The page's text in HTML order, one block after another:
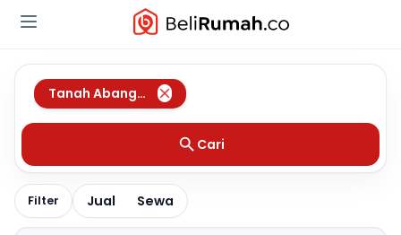
Tanah Abang
,Jakarta Pusat
Cari
Filter Jual Sewa